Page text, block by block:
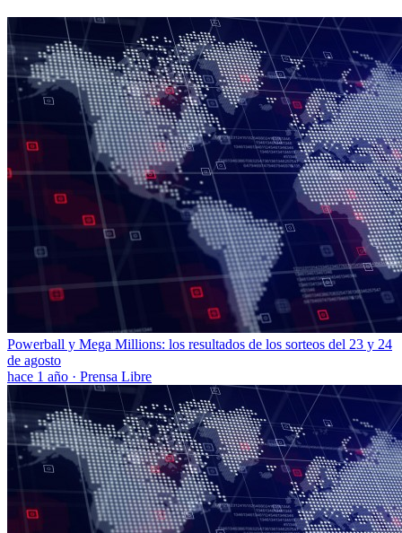
Powerball y Mega Millions: los resultados de los sorteos del 23 y 24
de agosto
hace 1 año · Prensa Libre